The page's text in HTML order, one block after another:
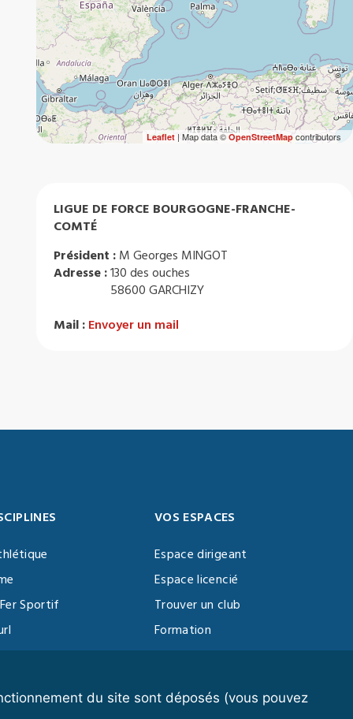
du site sont déposés (vous pouvez
Leaflet| Map data ©OpenStreetMapcontributors
LIGUE DE FORCE BOURGOGNE-FRANCHE-
COMTÉ
Président : M Georges MINGOT
Adresse :130 des ouches
58600 GARCHIZY
Mail : Envoyer un mail
Sportif
Training
VOS ESPACES
Espace dirigeant
Espace licencié
Trouver un club
Formation